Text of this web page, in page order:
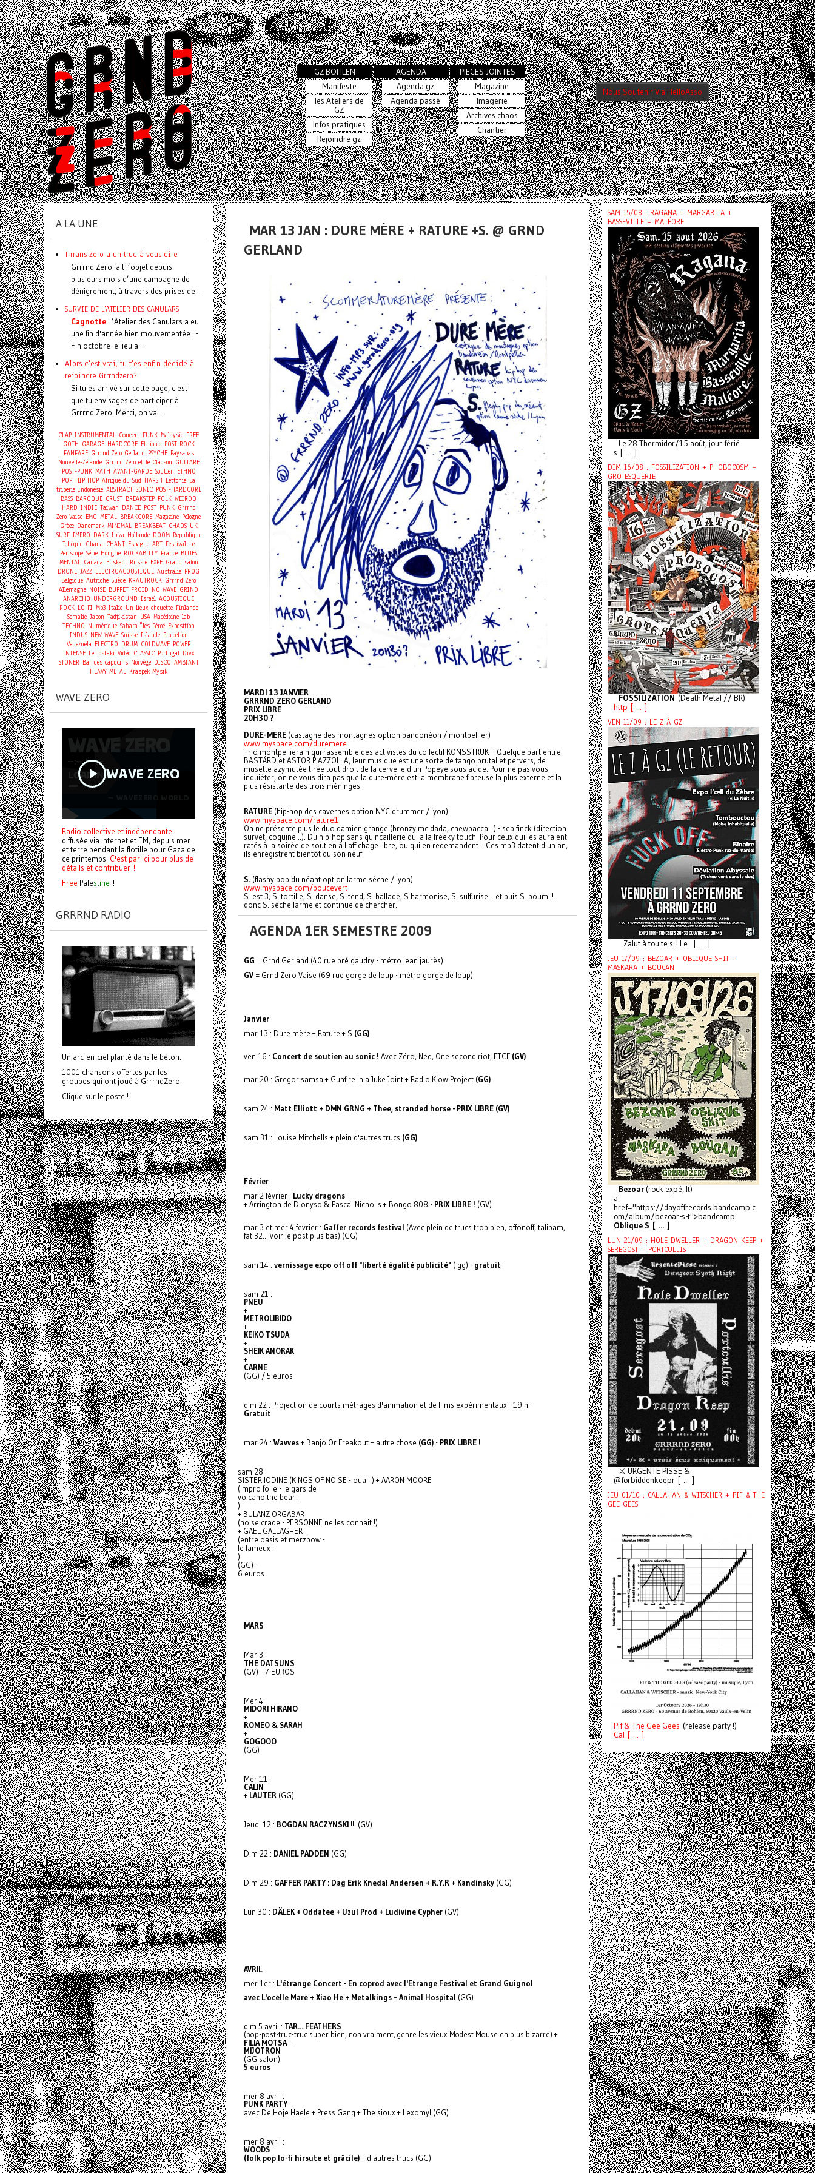
GZ BOHLEN
Manifeste
les Ateliers de
GZ
Infos pratiques
Rejoindre gz
AGENDA
Agenda gz
Agenda passé
PIECES JOINTES
Magazine
Imagerie
Archives chaos
Chantier
Nous Soutenir Via HelloAsso
MAR 13 JAN : DURE MÈRE + RATURE +S. @ GRND
GERLAND
MARDI 13 JANVIER
GRRRND ZERO GERLAND
PRIX LIBRE
20H30 ?
DURE-MERE (castagne des montagnes option bandonéon / montpellier)
www.myspace.com/duremere
Trio montpellierain qui rassemble des activistes du collectif KONSSTRUKT. Quelque part entre
BASTÄRD et ASTOR PIAZZOLLA, leur musique est une sorte de tango brutal et pervers, de
musette azymutée tirée tout droit de la cervelle d'un Popeye sous acide. Pour ne pas vous
inquiéter, on ne vous dira pas que la dure-mère est la membrane fibreuse la plus externe et la
plus résistante des trois méninges.
RATURE (hip-hop des cavernes option NYC drummer / lyon)
www.myspace.com/rature1
On ne présente plus le duo damien grange (bronzy mc dada, chewbacca...) - seb finck (direction
survet, coquine...). Du hip-hop sans quincaillerie qui a la freeky touch. Pour ceux qui les auraient
ratés à la soirée de soutien à l'affichage libre, ou qui en redemandent... Ces mp3 datent d'un an,
ils enregistrent bientôt du son neuf.
S. (flashy pop du néant option larme sèche / lyon)
www.myspace.com/poucevert
S. est 3, S. tortille, S. danse, S. tend, S. ballade, S.harmonise, S. sulfurise... et puis S. boum !!..
donc S. sèche larme et continue de chercher.
AGENDA 1ER SEMESTRE 2009
GG = Grnd Gerland (40 rue pré gaudry - métro jean jaurès)
GV = Grnd Zero Vaise (69 rue gorge de loup - métro gorge de loup)
Janvier
mar 13 : Dure mère + Rature + S (GG)
ven 16 : Concert de soutien au sonic ! Avec Zëro, Ned, One second riot, FTCF (GV)
mar 20 : Gregor samsa + Gunfire in a Juke Joint + Radio Klow Project (GG)
sam 24 : Matt Elliott + DMN GRNG + Thee, stranded horse - PRIX LIBRE (GV)
sam 31 : Louise Mitchells + plein d'autres trucs (GG)
Février
mar 2 février : Lucky dragons
+ Arrington de Dionyso & Pascal Nicholls + Bongo 808 - PRIX LIBRE ! (GV)
mar 3 et mer 4 fevrier : Gaffer records festival (Avec plein de trucs trop bien, offonoff, talibam,
fat 32... voir le post plus bas) (GG)
sam 14 : vernissage expo off off "liberté égalité publicité" ( gg) - gratuit
sam 21 :
PNEU
+
METROLIBIDO
+
KEIKO TSUDA
+
SHEIK ANORAK
+
CARNE
(GG) / 5 euros
dim 22 : Projection de courts métrages d'animation et de films expérimentaux - 19 h -
Gratuit
mar 24 : Wavves+ Banjo Or Freakout + autre chose (GG) - PRIX LIBRE !
sam 28 :
SISTER IODINE (KINGS OF NOISE - ouai !) + AARON MOORE
(impro folle - le gars de
volcano the bear !
)
+ BÜLANZ ORGABAR
(noise crade - PERSONNE ne les connait !)
+ GAEL GALLAGHER
(entre oasis et merzbow -
le fameux !
)
(GG) -
6 euros
MARS
Mar 3 :
THE DATSUNS
(GV) - 7 EUROS
Mer 4 :
MIDORI HIRANO
+
ROMEO & SARAH
+
GOGOOO
(GG)
Mer 11 :
CALIN
+ LAUTER (GG)
Jeudi 12 : BOGDAN RACZYNSKI !!! (GV)
Dim 22 : DANIEL PADDEN (GG)
Dim 29 : GAFFER PARTY : Dag Erik Knedal Andersen + R.Y.R + Kandinsky (GG)
Lun 30 : DÄLEK + Oddatee + Uzul Prod + Ludivine Cypher (GV)
AVRIL
mer 1er : L'étrange Concert - En coprod avec l'Etrange Festival et Grand Guignol
avec L'ocelle Mare + Xiao He + Metalkings + Animal Hospital (GG)
dim 5 avril : TAR... FEATHERS
(pop-post-truc-truc super bien, non vraiment, genre les vieux Modest Mouse en plus bizarre) +
FILIA MOTSA+
MIJOTRON
(GG salon)
5 euros
mer 8 avril :
PUNK PARTY
avec De Hoje Haele + Press Gang + The sioux + Lexomyl (GG)
mer 8 avril :
WOODS
(folk pop lo-fi hirsute et grâcile)+ d'autres trucs (GG)
A LA UNE
Trrrans Zero a un truc à vous dire
Grrrnd Zero fait l’objet depuis
plusieurs mois d’une campagne de
dénigrement, à travers des prises de...
SURVIE DE L'ATELIER DES CANULARS
Cagnotte L’Atelier des Canulars a eu
une fin d'année bien mouvementée : -
Fin octobre le lieu a...
Alors c'est vrai, tu t'es enfin décidé à
rejoindre Grrrndzero?
Si tu es arrivé sur cette page, c'est
que tu envisages de participer à
Grrrnd Zero. Merci, on va...
CLAP INSTRUMENTAL Concert FUNK Malaysie FREE
GOTH GARAGE HARDCORE Ethiopie POST-ROCK
FANFARE Grrrnd Zero Gerland PSYCHE Pays-bas
Nouvelle-Zélande Grrrnd Zero et le Clacson GUITARE
POST-PUNK MATH AVANT-GARDE Soutien ETHNO
POP HIP HOP Afrique du Sud HARSH Lettonie La
triperie Indonésie ABSTRACT SONIC POST-HARDCORE
BASS BAROQUE CRUST BREAKSTEP FOLK WEIRDO
HARD INDIE Taiwan DANCE POST PUNK Grrrnd
Zero Vaise EMO METAL BREAKCORE Magazine Pologne
Grèce Danemark MINIMAL BREAKBEAT CHAOS UK
SURF IMPRO DARK Ibiza Hollande DOOM République
Tchèque Ghana CHANT Espagne ART Festival Le
Periscope Série Hongrie ROCKABILLY France BLUES
MENTAL Canada Euskadi Russie EXPE Grand salon
DRONE JAZZ ELECTROACOUSTIQUE Australie PROG
Belgique Autriche Suède KRAUTROCK Grrrnd Zero
Allemagne NOISE BUFFET FROID NO WAVE GRIND
ANARCHO UNDERGROUND Israel ACOUSTIQUE
ROCK LO-FI Mp3 Italie Un lieux chouette Finlande
Somalie Japon Tadjikistan USA Macédoine lab
TECHNO Numérique Sahara Îles Féroé Exposition
INDUS NEW WAVE Suisse Islande Projection
Venezuela ELECTRO DRUM COLDWAVE POWER
INTENSE Le Tostaki Vidéo CLASSIC Portugal Divx
STONER Bar des capucins Norvège DISCO AMBIANT
HEAVY METAL Kraspek Mysik
WAVE ZERO
Radio collective et indépendante
diffusée via internet et FM, depuis mer
et terre pendant la flotille pour Gaza de
ce printemps. C'est par ici pour plus de
détails et contribuer !
Free Palestine !
GRRRND RADIO
Un arc-en-ciel planté dans le béton.
1001 chansons offertes par les
groupes qui ont joué à GrrrndZero.
Clique sur le poste !
SAM 15/08 : RAGANA + MARGARITA +
BASSEVILLE + MALÉORE
Le 28 Thermidor/15 août, jour férié
s [ ... ]
DIM 16/08 : FOSSILIZATION + PHOBOCOSM +
GROTESQUERIE
FOSSILIZATION (Death Metal // BR)
http [ ... ]
VEN 11/09 : LE Z À GZ
Zalut à tou.te.s ! Le [ ... ]
JEU 17/09 : BEZOAR + OBLIQUE SHIT +
MASKARA + BOUCAN
Bezoar (rock expé, It)
a
href="https://dayoffrecords.bandcamp.c
om/album/bezoar-s-t">bandcamp
Oblique S [ ... ]
LUN 21/09 : HOLE DWELLER + DRAGON KEEP +
SEREGOST + PORTCULLIS
⚔️ URGENTE PISSE &
@forbiddenkeepr [ ... ]
JEU 01/10 : CALLAHAN & WITSCHER + PIF & THE
GEE GEES
Pif& The Gee Gees (release party !)
Cal [ ... ]